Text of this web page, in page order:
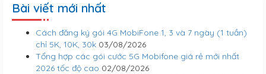
Bài viết mới nhất
Cách đăng ký gói 4G MobiFone 1, 3 và 7 ngày (1 tuần)
chỉ 5K, 10K, 30k 03/08/2026
Tổng hợp các gói cước 5G Mobifone giá rẻ mới nhất
2026 tốc độ cao 02/08/2026